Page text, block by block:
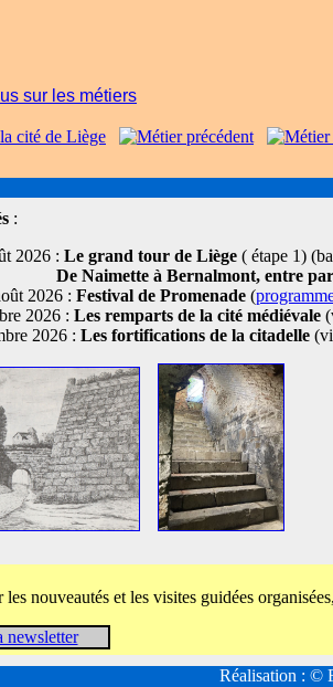
sur les métiers
:
2026 : Le grand tour de Liège ( étape 1)
De Naimette à Bernalmont, entre
2026 : Festival de Promenade (
2026 : Les remparts de la cité médiévale
2026 : Les fortifications de la citadelle
nouveautés et les visites guidées
newsletter
Réalisation : ©